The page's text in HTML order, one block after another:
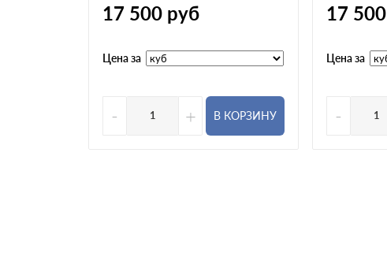
17 500 руб
Цена за
- + В КОРЗИНУ
17 500
Цена за
-